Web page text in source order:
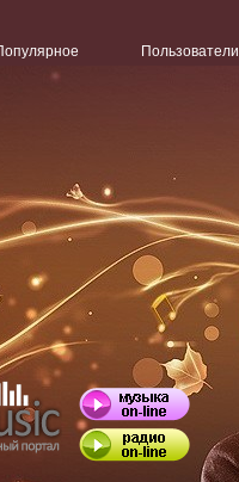
Пользователи